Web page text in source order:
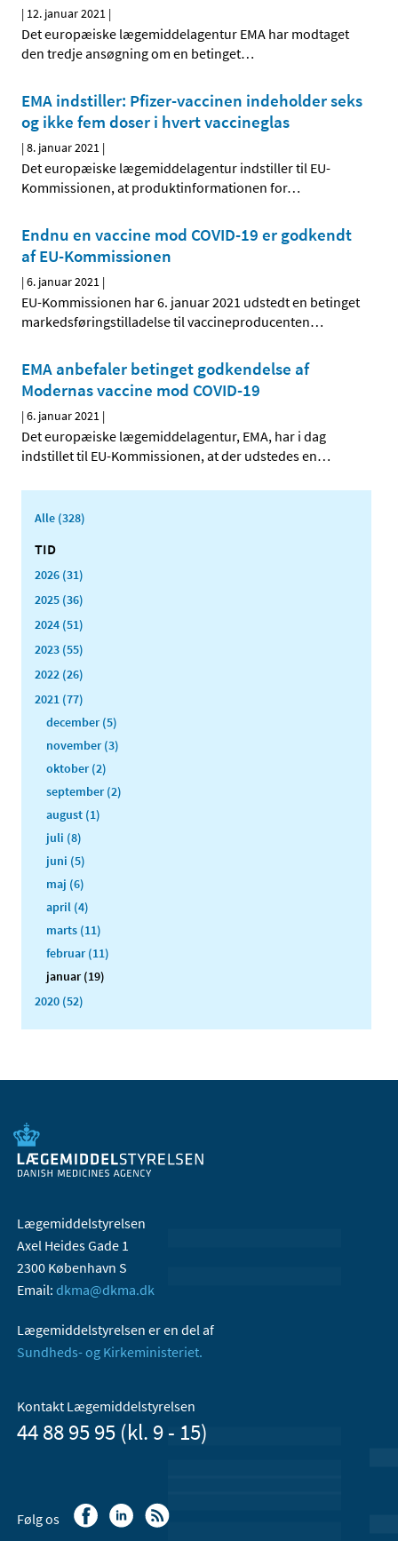
| 12. januar 2021 |
Det europæiske lægemiddelagentur EMA har modtaget
den tredje ansøgning om en betinget…
EMA indstiller: Pfizer-vaccinen indeholder seks
og ikke fem doser i hvert vaccineglas
|8. januar 2021 |
Det europæiske lægemiddelagentur indstiller til EU-
Kommissionen, at produktinformationen for…
Endnu en vaccine mod COVID-19 er godkendt
af EU-Kommissionen
|6. januar 2021 |
EU-Kommissionen har 6. januar 2021 udstedt en betinget
markedsføringstilladelse til vaccineproducenten…
EMA anbefaler betinget godkendelse af
Modernas vaccine mod COVID-19
|6. januar 2021 |
Det europæiske lægemiddelagentur, EMA, har i dag
indstillet til EU-Kommissionen, at der udstedes en…
Alle (328)
TID
2026 (31)
2025 (36)
2024 (51)
2023 (55)
2022 (26)
2021 (77)
december (5)
november (3)
oktober (2)
september (2)
august (1)
juli (8)
juni (5)
maj (6)
april (4)
marts (11)
februar (11)
januar (19)
2020 (52)
Lægemiddelstyrelsen
Axel Heides Gade 1
2300 København S
Email: dkma@dkma.dk
Lægemiddelstyrelsen er en del af
Sundheds- og Kirkeministeriet.
Kontakt Lægemiddelstyrelsen
44 88 95 95 (kl. 9 - 15)
Følg os